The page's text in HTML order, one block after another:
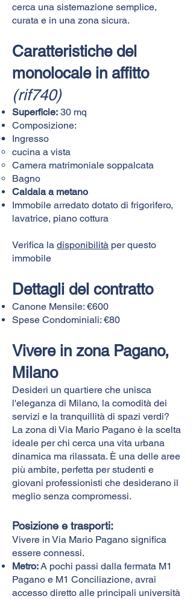
cerca una sistemazione semplice,
curata e in una zona sicura.
Caratteristiche del
monolocale in affitto
(rif740)
Superficie: 30 mq
Composizione:
Ingresso
cucina a vista
Camera matrimoniale soppalcata
Bagno
Caldaia a metano
Immobile arredato dotato di frigorifero,
lavatrice, piano cottura
Verifica la disponibilità per questo
immobile
Dettagli del contratto
Canone Mensile: €600
Spese Condominiali: €80
Vivere in zona Pagano,
Milano
Desideri un quartiere che unisca
l'eleganza di Milano, la comodità dei
servizi e la tranquillità di spazi verdi?
La zona di Via Mario Pagano è la scelta
ideale per chi cerca una vita urbana
dinamica ma rilassata. È una delle aree
più ambite, perfetta per studenti e
giovani professionisti che desiderano il
meglio senza compromessi.
Posizione e trasporti:​
Vivere in Via Mario Pagano significa
essere connessi.
Metro:A pochi passi dalla fermata M1
Pagano e M1 Conciliazione, avrai
accesso diretto alle principali università